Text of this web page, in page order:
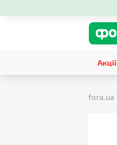
Акції
fora.ua